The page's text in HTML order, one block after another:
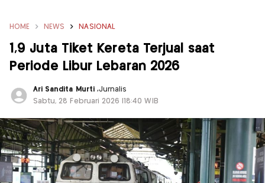
HOME NEWS NASIONAL
1,9 Juta Tiket Kereta Terjual saat
Periode Libur Lebaran 2026
Ari Sandita Murti ,Jurnalis
Sabtu, 28 Februari 2026 |18:40 WIB